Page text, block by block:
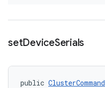
setDeviceSerials
public